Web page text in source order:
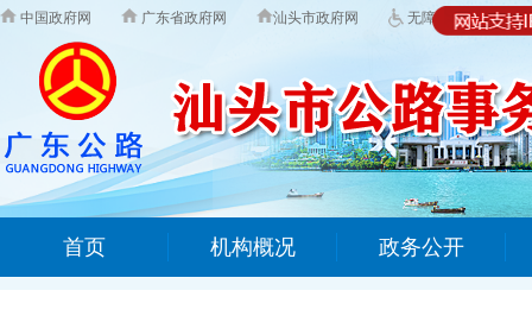
中国政府网 广东省政府网 汕头市政府网 无障碍版
首页 机构概况 政务公开